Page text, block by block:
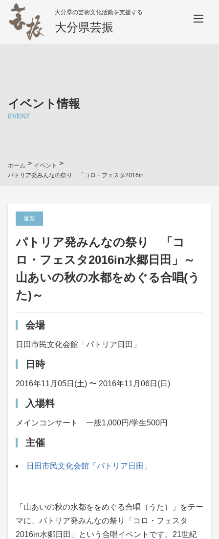
大分県の芸術文化活動を支援する
大分県芸振
イベント情報
EVENT
ホーム > イベント >
パトリア発みんなの祭り 「コロ・フェスタ2016in水郷日田」～山あいの秋の水都をめぐる合唱(うた)～
音楽
パトリア発みんなの祭り 「コ
ロ・フェスタ2016in水郷日田」～
山あいの秋の水都をめぐる合唱(う
た)～
会場
日田市民文化会館「パトリア日田」
日時
2016年11月05日(土) 〜 2016年11月06日(日)
入場料
メインコンサート 一般1,000円/学生500円
主催
日田市民文化会館「パトリア日田」
「山あいの秋の水都ををめぐる合唱（うた）」をテー
マに、パトリア発みんなの祭り「コロ・フェスタ
2016in水郷日田」という合唱イベントです。21世紀